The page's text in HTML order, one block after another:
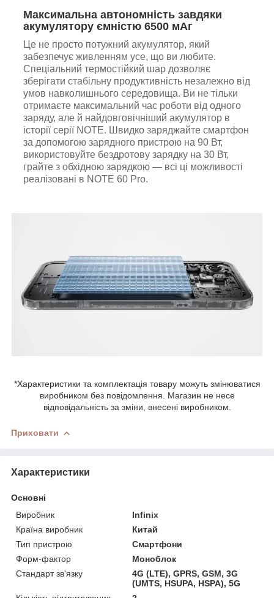
Максимальна автономність завдяки
акумулятору ємністю 6500 мАг
Це не просто потужний акумулятор, який
забезпечує живленням усе, що ви любите.
Спеціальний термостійкий шар дозволяє
зберігати стабільну продуктивність незалежно від
умов навколишнього середовища. Ви не тільки
отримаєте максимальний час роботи від одного
заряду, але й найдовговічніший акумулятор в
історії серії NOTE. Швидко заряджайте смартфон
за допомогою зарядного пристрою на 90 Вт,
використовуйте бездротову зарядку на 30 Вт,
грайте з обхідною зарядкою — всі ці можливості
реалізовані в NOTE 60 Pro.
*Характеристики та комплектація товару можуть змінюватися
виробником без повідомлення. Магазин не несе
відповідальність за зміни, внесені виробником.
Приховати
Характеристики
Основні
Виробник
Infinix
Країна виробник
Китай
Тип пристрою
Смартфони
Форм-фактор
Моноблок
Стандарт зв'язку
4G (LTE), GPRS, GSM, 3G
(UMTS, HSUPA, HSPA), 5G